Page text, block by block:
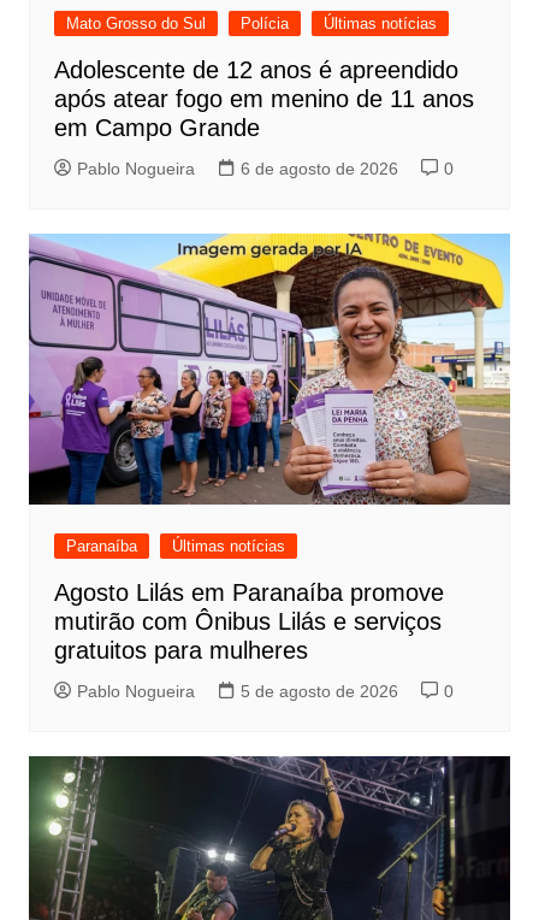
Mato Grosso do Sul Polícia Últimas notícias
Adolescente de 12 anos é apreendido
após atear fogo em menino de 11 anos
em Campo Grande
Pablo Nogueira 6 de agosto de 2026 0
Paranaíba Últimas notícias
Agosto Lilás em Paranaíba promove
mutirão com Ônibus Lilás e serviços
gratuitos para mulheres
Pablo Nogueira 5 de agosto de 2026 0